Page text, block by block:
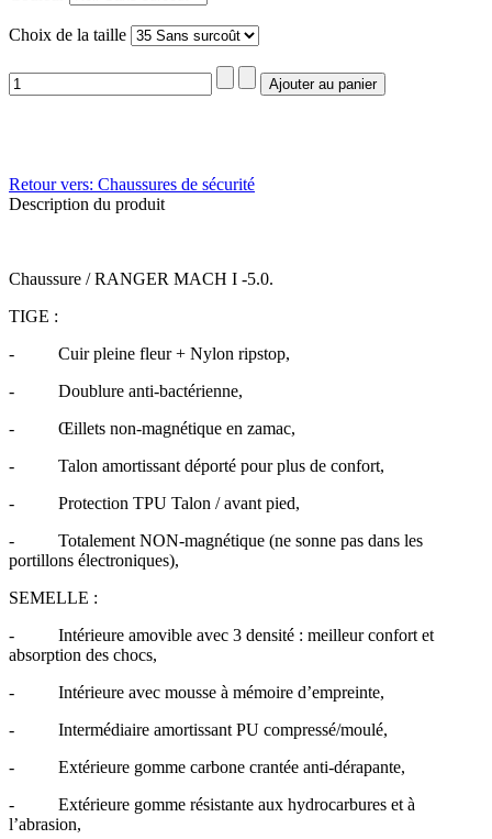
Choix de la taille
Retour vers: Chaussures de sécurité
Description du produit
Chaussure / RANGER MACH I -5.0.
TIGE :
- Cuir pleine fleur + Nylon ripstop,
- Doublure anti-bactérienne,
- Œillets non-magnétique en zamac,
- Talon amortissant déporté pour plus de confort,
- Protection TPU Talon / avant pied,
- Totalement NON-magnétique (ne sonne pas dans les
portillons électroniques),
SEMELLE :
- Intérieure amovible avec 3 densité : meilleur confort et
absorption des chocs,
- Intérieure avec mousse à mémoire d’empreinte,
- Intermédiaire amortissant PU compressé/moulé,
- Extérieure gomme carbone crantée anti-dérapante,
- Extérieure gomme résistante aux hydrocarbures et à
l’abrasion,